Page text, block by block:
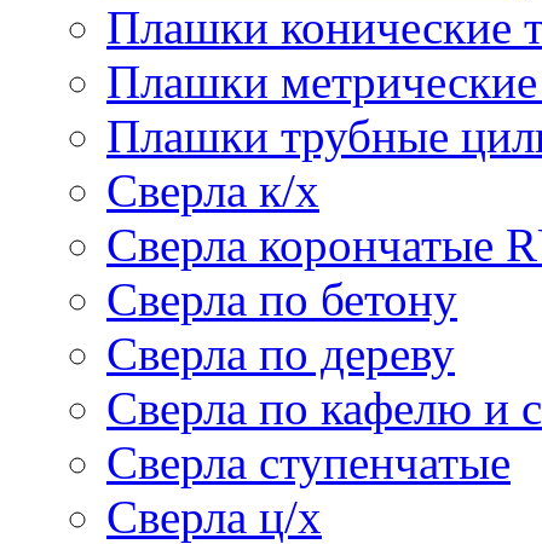
Плашки конические
Плашки
Плашки трубные
Сверла к/х
Сверла корончатые
Сверла по бетону
Сверла по дереву
Сверла по кафелю и
Сверла ступенчатые
Сверла ц/х